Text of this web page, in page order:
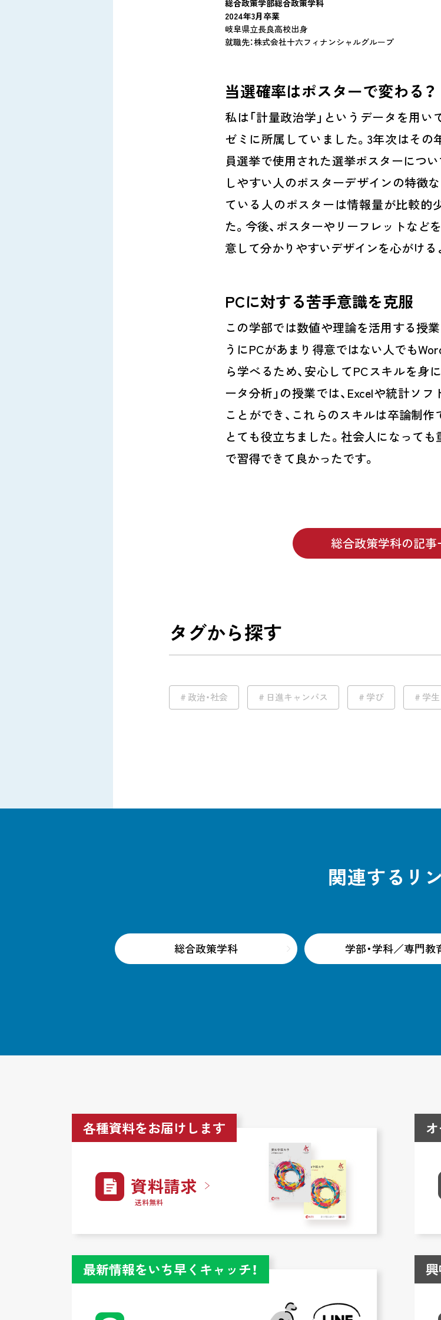
総合政策学部総合政策学科
2024年3月卒業
岐阜県立長良高校出身
就職先：株式会社十六フィナンシャルグループ
当選確率はポスターで変わる？
私は「計量政治学」というデータを用
ゼミに所属していました。3年次はそ
員選挙で使用された選挙ポスターにつ
しやすい人のポスターデザインの特徴
ている人のポスターは情報量が比較的
た。今後、ポスターやリーフレットなど
意して分かりやすいデザインを心がける
PCに対する苦手意識を克服
この学部では数値や理論を活用する授
うにPCがあまり得意ではない人でも
ら学べるため、安心してPCスキルを身
ータ分析」の授業では、Excelや統計ソ
ことができ、これらのスキルは卒論制
とても役立ちました。社会人になって
で習得できて良かったです。
総合政策学科の記事
タグから探す
政治・社会 日進キャンパス 学び 学生
関連するリ
総合政策学科 学部・学科／専門教
各種資料をお届けします
資料請求
送料無料
最新情報をいち早くキャッチ！